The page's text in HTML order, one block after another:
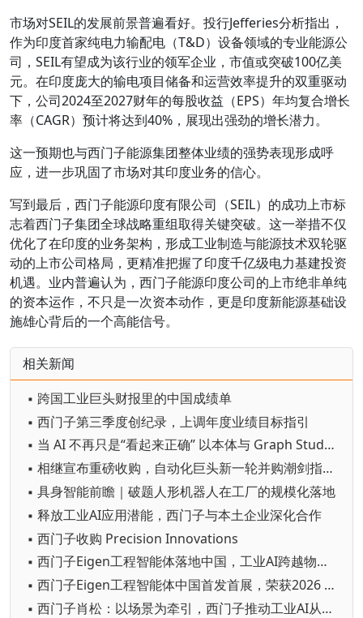
市场对SEIL的发展前景普遍看好。投行Jefferies分析指出，
作为印度首家纯电力输配电（T&D）设备领域的专业能源公
司，SEIL有望成为该行业的领军企业，市值或突破100亿美
元。在印度庞大的输电项目储备和运营效率提升的双重驱动
下，公司2024至2027财年的每股收益（EPS）年均复合增长
率（CAGR）预计将达到40%，展现出强劲的增长潜力。
这一预期也与西门子能源集团整体业绩的强势表现形成呼
应，进一步巩固了市场对其印度业务的信心。
写到最后，西门子能源印度有限公司（SEIL）的成功上市标
志着西门子集团全球战略重组取得关键突破。这一举措不仅
优化了在印度的业务架构，形成工业制造与能源技术双轮驱
动的上市公司格局，更精准把握了印度千亿级电力基建投资
机遇。业内普遍认为，西门子能源印度公司的上市绝非单纯
的资本运作，不只是一次资本动作，更是印度新能源基础设
施雄心背后的一个高能信号。
相关新闻
▪ 跨国工业巨头财报里的中国成绩单
▪ 西门子第三季度创纪录，上调年度业绩目标指引
▪ 当 AI 不再只是“看起来正确” 以本体与 Graph Studio 筑牢可信底座，推动制造业 AI 从试验走向规模化
▪ 相继宣布重磅收购，自动化巨头新一轮并购潮剑指何方？
▪ 具身智能前瞻｜破题人形机器人在工厂的规模化落地
▪ 释放工业AI应用潜能，西门子与本土企业深化合作
▪ 西门子收购 Precision Innovations
▪ 西门子Eigen工程智能体落地中国，工业AI跨越物理世界“确定性”拐点
▪ 西门子Eigen工程智能体中国首发首展，荣获2026 WAIC SAIL之星奖
▪ 西门子肖松：以场景为牵引，西门子推动工业AI从单点实效迈向生产力跃迁